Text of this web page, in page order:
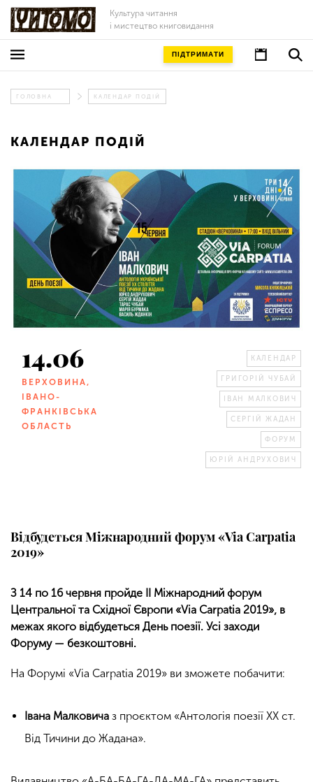
Культура читання
і мистецтво книговидання
ПІДТРИМАТИ
ГОЛОВНА КАЛЕНДАР ПОДІЙ
КАЛЕНДАР ПОДІЙ
14.06
ВЕРХОВИНА,
ІВАНО-
ФРАНКІВСЬКА
ОБЛАСТЬ
КАЛЕНДАР
ГРИГОРІЙ ЧУБАЙ
ІВАН МАЛКОВИЧ
СЕРГІЙ ЖАДАН
ФОРУМ
ЮРІЙ АНДРУХОВИЧ
Відбудеться Міжнародний форум «Via Carpatia
2019»
З 14 по 16 червня пройде ІІ Міжнародний форум
Центральної та Східної Європи «Via Carpatia 2019», в
межах якого відбудеться День поезії. Усі заходи
Форуму — безкоштовні.
На Форумі «Via Carpatia 2019» ви зможете побачити:
Івана Малковича з проєктом «Антологія поезії ХХ ст.
Від Тичини до Жадана».